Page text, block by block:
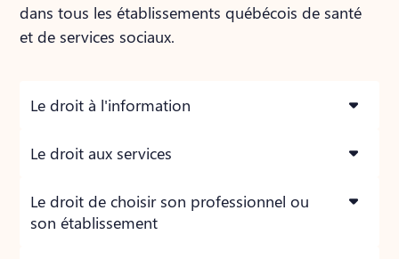
dans tous les établissements québécois de santé
et de services sociaux.
Le droit à l'information
Le droit aux services
Le droit de choisir son professionnel ou
son établissement